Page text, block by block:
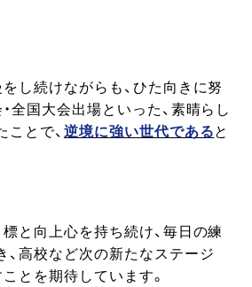
をし続けながらも、ひた向きに努
全国大会出場といった、素晴らし
とで、 逆境に強い世代であると
と向上心を持ち続け、毎日の練
、高校など次の新たなステージ
とを期待しています。